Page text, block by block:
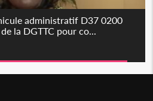
administratif D37 0200
la DGTTC pour co...